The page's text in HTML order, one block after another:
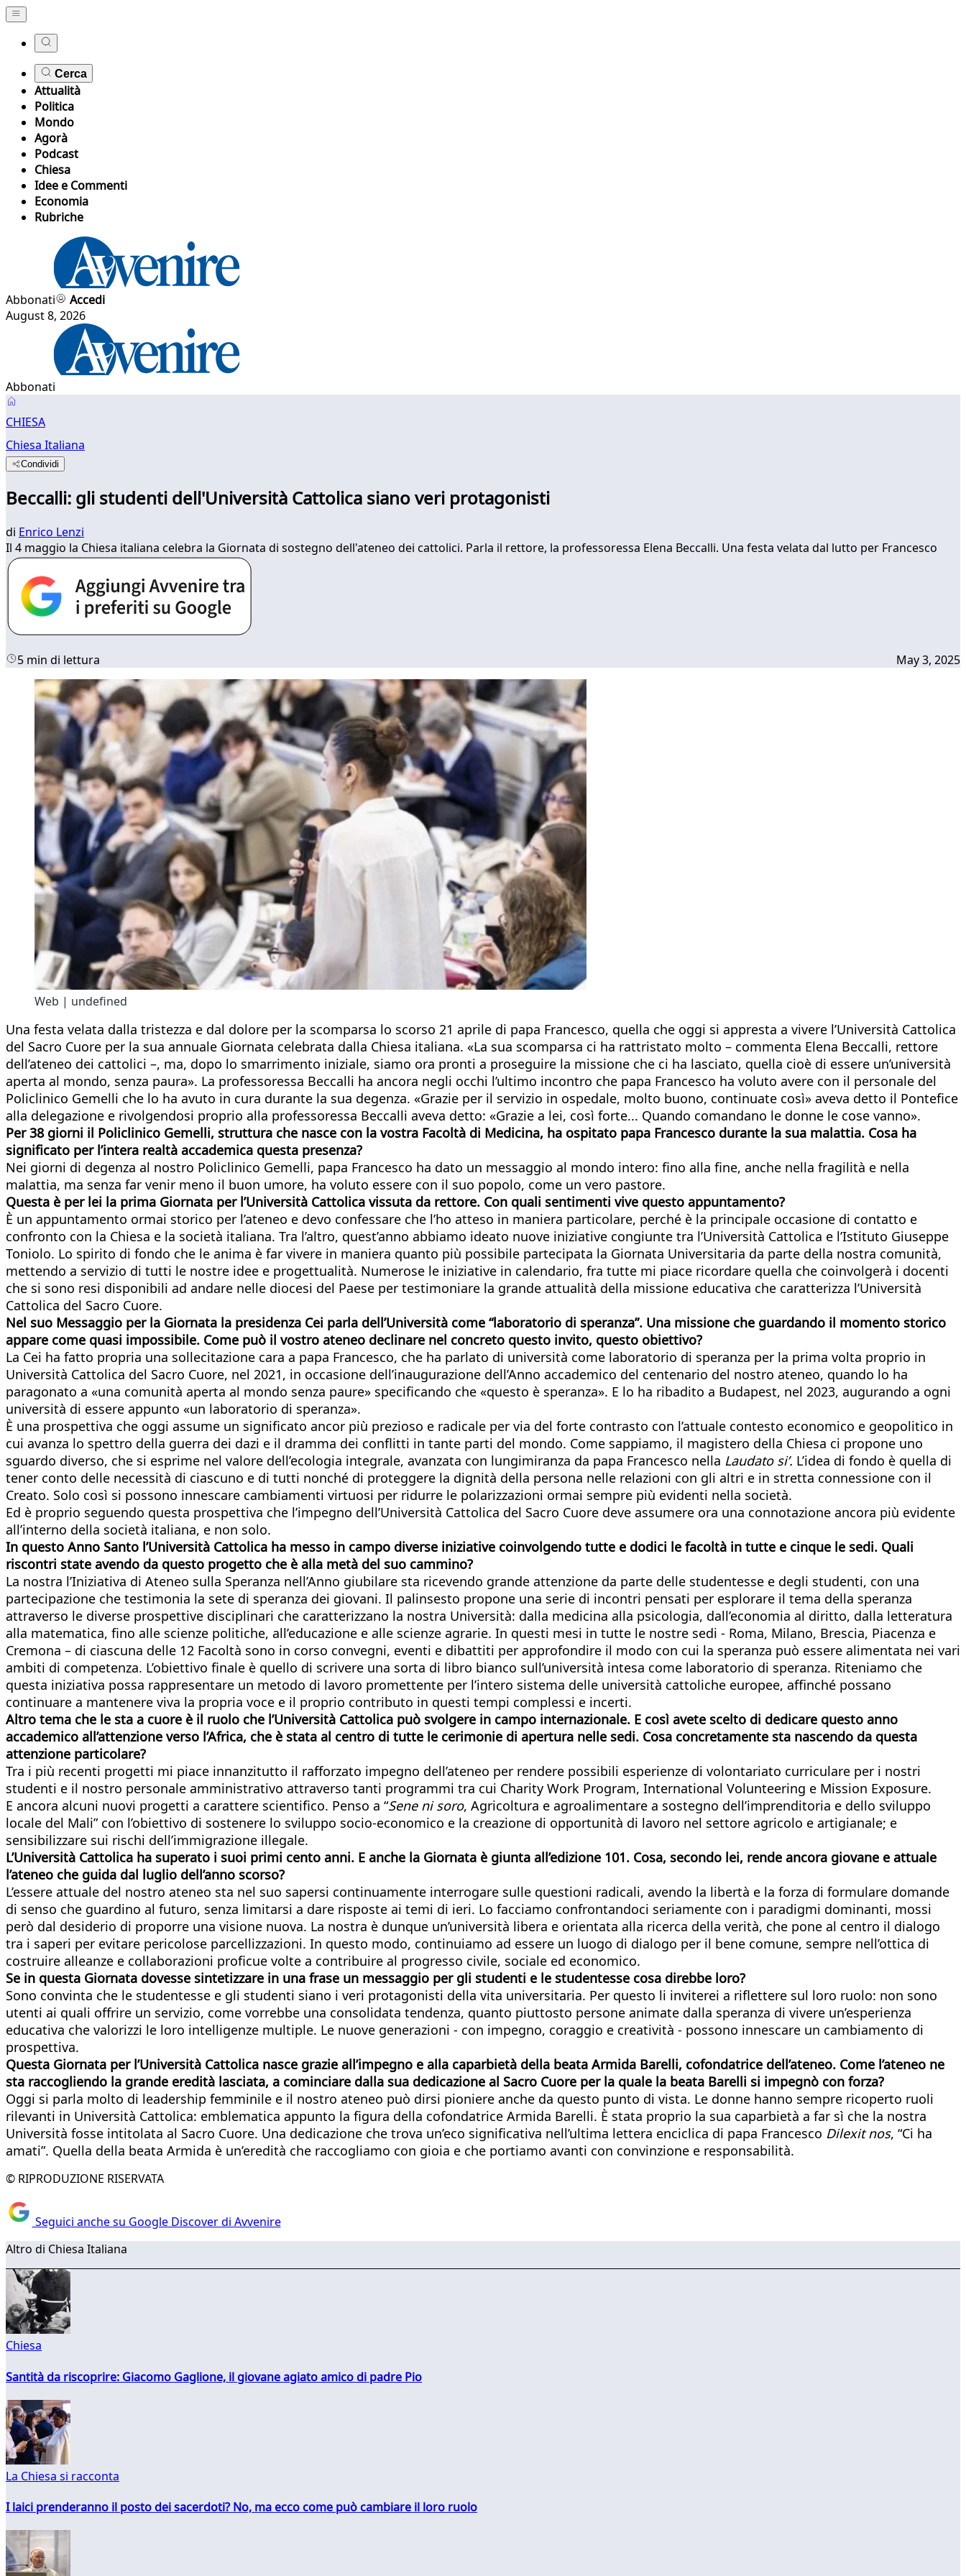
Cerca
Attualità
Politica
Mondo
Agorà
Podcast
Chiesa
Idee e Commenti
Economia
Rubriche
Abbonati
Accedi
August 8, 2026
Abbonati
CHIESA
Chiesa Italiana
Condividi
Beccalli: gli studenti dell'Università Cattolica siano veri protagonisti
di Enrico Lenzi
Il 4 maggio la Chiesa italiana celebra la Giornata di sostegno dell'ateneo dei cattolici. Parla il rettore, la professoressa Elena Beccalli. Una festa velata dal lutto per Francesco
5 min di lettura May 3, 2025
Web | undefined
Una festa velata dalla tristezza e dal dolore per la scomparsa lo scorso 21 aprile di papa Francesco, quella che oggi si appresta a vivere l’Università Cattolica
del Sacro Cuore per la sua annuale Giornata celebrata dalla Chiesa italiana. «La sua scomparsa ci ha rattristato molto – commenta Elena Beccalli, rettore
dell’ateneo dei cattolici –, ma, dopo lo smarrimento iniziale, siamo ora pronti a proseguire la missione che ci ha lasciato, quella cioè di essere un’università
aperta al mondo, senza paura». La professoressa Beccalli ha ancora negli occhi l’ultimo incontro che papa Francesco ha voluto avere con il personale del
Policlinico Gemelli che lo ha avuto in cura durante la sua degenza. «Grazie per il servizio in ospedale, molto buono, continuate così» aveva detto il Pontefice
alla delegazione e rivolgendosi proprio alla professoressa Beccalli aveva detto: «Grazie a lei, così forte... Quando comandano le donne le cose vanno».
Per 38 giorni il Policlinico Gemelli, struttura che nasce con la vostra Facoltà di Medicina, ha ospitato papa Francesco durante la sua malattia. Cosa ha
significato per l’intera realtà accademica questa presenza?
Nei giorni di degenza al nostro Policlinico Gemelli, papa Francesco ha dato un messaggio al mondo intero: fino alla fine, anche nella fragilità e nella
malattia, ma senza far venir meno il buon umore, ha voluto essere con il suo popolo, come un vero pastore.
Questa è per lei la prima Giornata per l’Università Cattolica vissuta da rettore. Con quali sentimenti vive questo appuntamento?
È un appuntamento ormai storico per l’ateneo e devo confessare che l’ho atteso in maniera particolare, perché è la principale occasione di contatto e
confronto con la Chiesa e la società italiana. Tra l’altro, quest’anno abbiamo ideato nuove iniziative congiunte tra l’Università Cattolica e l’Istituto Giuseppe
Toniolo. Lo spirito di fondo che le anima è far vivere in maniera quanto più possibile partecipata la Giornata Universitaria da parte della nostra comunità,
mettendo a servizio di tutti le nostre idee e progettualità. Numerose le iniziative in calendario, fra tutte mi piace ricordare quella che coinvolgerà i docenti
che si sono resi disponibili ad andare nelle diocesi del Paese per testimoniare la grande attualità della missione educativa che caratterizza l’Università
Cattolica del Sacro Cuore.
Nel suo Messaggio per la Giornata la presidenza Cei parla dell’Università come “laboratorio di speranza”. Una missione che guardando il momento storico
appare come quasi impossibile. Come può il vostro ateneo declinare nel concreto questo invito, questo obiettivo?
La Cei ha fatto propria una sollecitazione cara a papa Francesco, che ha parlato di università come laboratorio di speranza per la prima volta proprio in
Università Cattolica del Sacro Cuore, nel 2021, in occasione dell’inaugurazione dell’Anno accademico del centenario del nostro ateneo, quando lo ha
paragonato a «una comunità aperta al mondo senza paure» specificando che «questo è speranza». E lo ha ribadito a Budapest, nel 2023, augurando a ogni
università di essere appunto «un laboratorio di speranza».
È una prospettiva che oggi assume un significato ancor più prezioso e radicale per via del forte contrasto con l’attuale contesto economico e geopolitico in
cui avanza lo spettro della guerra dei dazi e il dramma dei conflitti in tante parti del mondo. Come sappiamo, il magistero della Chiesa ci propone uno
sguardo diverso, che si esprime nel valore dell’ecologia integrale, avanzata con lungimiranza da papa Francesco nella Laudato si’. L’idea di fondo è quella di
tener conto delle necessità di ciascuno e di tutti nonché di proteggere la dignità della persona nelle relazioni con gli altri e in stretta connessione con il
Creato. Solo così si possono innescare cambiamenti virtuosi per ridurre le polarizzazioni ormai sempre più evidenti nella società.
Ed è proprio seguendo questa prospettiva che l’impegno dell’Università Cattolica del Sacro Cuore deve assumere ora una connotazione ancora più evidente
all’interno della società italiana, e non solo.
In questo Anno Santo l’Università Cattolica ha messo in campo diverse iniziative coinvolgendo tutte e dodici le facoltà in tutte e cinque le sedi. Quali
riscontri state avendo da questo progetto che è alla metà del suo cammino?
La nostra l’Iniziativa di Ateneo sulla Speranza nell’Anno giubilare sta ricevendo grande attenzione da parte delle studentesse e degli studenti, con una
partecipazione che testimonia la sete di speranza dei giovani. Il palinsesto propone una serie di incontri pensati per esplorare il tema della speranza
attraverso le diverse prospettive disciplinari che caratterizzano la nostra Università: dalla medicina alla psicologia, dall’economia al diritto, dalla letteratura
alla matematica, fino alle scienze politiche, all’educazione e alle scienze agrarie. In questi mesi in tutte le nostre sedi - Roma, Milano, Brescia, Piacenza e
Cremona – di ciascuna delle 12 Facoltà sono in corso convegni, eventi e dibattiti per approfondire il modo con cui la speranza può essere alimentata nei vari
ambiti di competenza. L’obiettivo finale è quello di scrivere una sorta di libro bianco sull’università intesa come laboratorio di speranza. Riteniamo che
questa iniziativa possa rappresentare un metodo di lavoro promettente per l’intero sistema delle università cattoliche europee, affinché possano
continuare a mantenere viva la propria voce e il proprio contributo in questi tempi complessi e incerti.
Altro tema che le sta a cuore è il ruolo che l’Università Cattolica può svolgere in campo internazionale. E così avete scelto di dedicare questo anno
accademico all’attenzione verso l’Africa, che è stata al centro di tutte le cerimonie di apertura nelle sedi. Cosa concretamente sta nascendo da questa
attenzione particolare?
Tra i più recenti progetti mi piace innanzitutto il rafforzato impegno dell’ateneo per rendere possibili esperienze di volontariato curriculare per i nostri
studenti e il nostro personale amministrativo attraverso tanti programmi tra cui Charity Work Program, International Volunteering e Mission Exposure.
E ancora alcuni nuovi progetti a carattere scientifico. Penso a “Sene ni soro, Agricoltura e agroalimentare a sostegno dell’imprenditoria e dello sviluppo
locale del Mali” con l’obiettivo di sostenere lo sviluppo socio-economico e la creazione di opportunità di lavoro nel settore agricolo e artigianale; e
sensibilizzare sui rischi dell’immigrazione illegale.
L’Università Cattolica ha superato i suoi primi cento anni. E anche la Giornata è giunta all’edizione 101. Cosa, secondo lei, rende ancora giovane e attuale
l’ateneo che guida dal luglio dell’anno scorso?
L’essere attuale del nostro ateneo sta nel suo sapersi continuamente interrogare sulle questioni radicali, avendo la libertà e la forza di formulare domande
di senso che guardino al futuro, senza limitarsi a dare risposte ai temi di ieri. Lo facciamo confrontandoci seriamente con i paradigmi dominanti, mossi
però dal desiderio di proporre una visione nuova. La nostra è dunque un’università libera e orientata alla ricerca della verità, che pone al centro il dialogo
tra i saperi per evitare pericolose parcellizzazioni. In questo modo, continuiamo ad essere un luogo di dialogo per il bene comune, sempre nell’ottica di
costruire alleanze e collaborazioni proficue volte a contribuire al progresso civile, sociale ed economico.
Se in questa Giornata dovesse sintetizzare in una frase un messaggio per gli studenti e le studentesse cosa direbbe loro?
Sono convinta che le studentesse e gli studenti siano i veri protagonisti della vita universitaria. Per questo li inviterei a riflettere sul loro ruolo: non sono
utenti ai quali offrire un servizio, come vorrebbe una consolidata tendenza, quanto piuttosto persone animate dalla speranza di vivere un’esperienza
educativa che valorizzi le loro intelligenze multiple. Le nuove generazioni - con impegno, coraggio e creatività - possono innescare un cambiamento di
prospettiva.
Questa Giornata per l’Università Cattolica nasce grazie all’impegno e alla caparbietà della beata Armida Barelli, cofondatrice dell’ateneo. Come l’ateneo ne
sta raccogliendo la grande eredità lasciata, a cominciare dalla sua dedicazione al Sacro Cuore per la quale la beata Barelli si impegnò con forza?
Oggi si parla molto di leadership femminile e il nostro ateneo può dirsi pioniere anche da questo punto di vista. Le donne hanno sempre ricoperto ruoli
rilevanti in Università Cattolica: emblematica appunto la figura della cofondatrice Armida Barelli. È stata proprio la sua caparbietà a far sì che la nostra
Università fosse intitolata al Sacro Cuore. Una dedicazione che trova un’eco significativa nell’ultima lettera enciclica di papa Francesco Dilexit nos, “Ci ha
amati”. Quella della beata Armida è un’eredità che raccogliamo con gioia e che portiamo avanti con convinzione e responsabilità.
© RIPRODUZIONE RISERVATA
Seguici anche su Google Discover di Avvenire
Altro di Chiesa Italiana
Chiesa
Santità da riscoprire: Giacomo Gaglione, il giovane agiato amico di padre Pio
La Chiesa si racconta
I laici prenderanno il posto dei sacerdoti? No, ma ecco come può cambiare il loro ruolo